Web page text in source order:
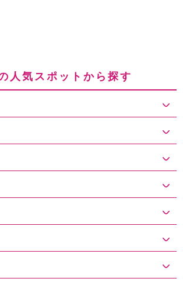
人気スポットから探す